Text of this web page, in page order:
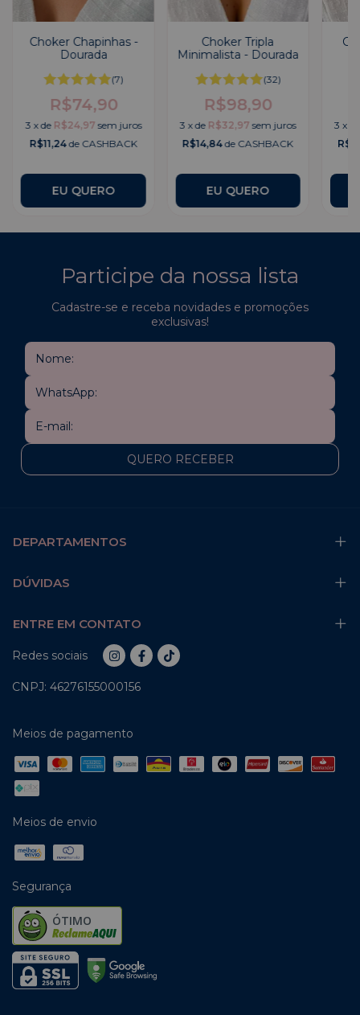
Choker Chapinhas -
Dourada
(7)
R$74,90
3 xde R$24,97 sem juros
R$11,24de CASHBACK
Choker Tripla
Minimalista - Dourada
(32)
R$98,90
3 xde R$32,97 sem juros
R$14,84de CASHBACK
3 x
Participe da nossa lista
Cadastre-se e receba novidades e promoções
exclusivas!
DEPARTAMENTOS
DÚVIDAS
ENTRE EM CONTATO
Redes sociais
CNPJ: 46276155000156
Meios de pagamento
Meios de envio
Segurança
ÓTIMO